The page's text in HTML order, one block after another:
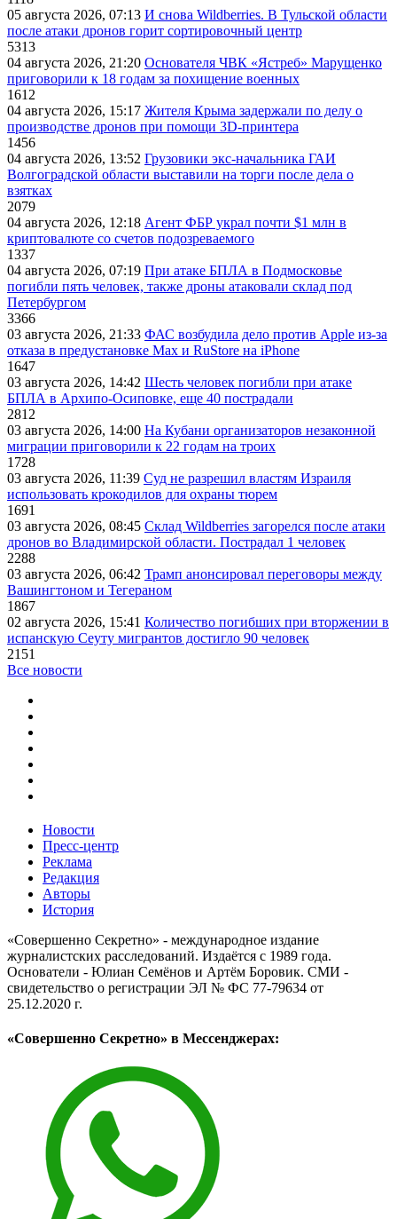
05 августа 2026, 07:13 И снова Wildberries. В Тульской области
после атаки дронов горит сортировочный центр
5313
04 августа 2026, 21:20 Основателя ЧВК «Ястреб» Марущенко
приговорили к 18 годам за похищение военных
1612
04 августа 2026, 15:17 Жителя Крыма задержали по делу о
производстве дронов при помощи 3D‑принтера
1456
04 августа 2026, 13:52 Грузовики экс-начальника ГАИ
Волгоградской области выставили на торги после дела о
взятках
2079
04 августа 2026, 12:18 Агент ФБР украл почти $1 млн в
криптовалюте со счетов подозреваемого
1337
04 августа 2026, 07:19 При атаке БПЛА в Подмосковье
погибли пять человек, также дроны атаковали склад под
Петербургом
3366
03 августа 2026, 21:33 ФАС возбудила дело против Apple из-за
отказа в предустановке Max и RuStore на iPhone
1647
03 августа 2026, 14:42 Шесть человек погибли при атаке
БПЛА в Архипо-Осиповке, еще 40 пострадали
2812
03 августа 2026, 14:00 На Кубани организаторов незаконной
миграции приговорили к 22 годам на троих
1728
03 августа 2026, 11:39 Суд не разрешил властям Израиля
использовать крокодилов для охраны тюрем
1691
03 августа 2026, 08:45 Склад Wildberries загорелся после атаки
дронов во Владимирской области. Пострадал 1 человек
2288
03 августа 2026, 06:42 Трамп анонсировал переговоры между
Вашингтоном и Тегераном
1867
02 августа 2026, 15:41 Количество погибших при вторжении в
испанскую Сеуту мигрантов достигло 90 человек
2151
Все новости
Новости
Пресс-центр
Реклама
Редакция
Авторы
История
«Совершенно Секретно» - международное издание
журналистских расследований. Издаётся с 1989 года.
Основатели - Юлиан Семёнов и Артём Боровик. CМИ -
свидетельство о регистрации ЭЛ № ФС 77-79634 от
25.12.2020 г.
«Совершенно Секретно» в Мессенджерах: